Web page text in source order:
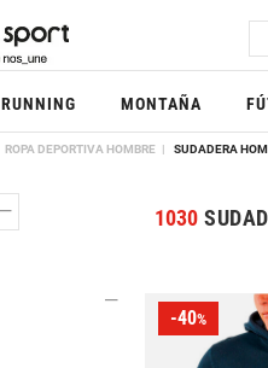
RUNNING MONTAÑA
ROPA DEPORTIVA HOMBRE SUDADERA
1030
-40%